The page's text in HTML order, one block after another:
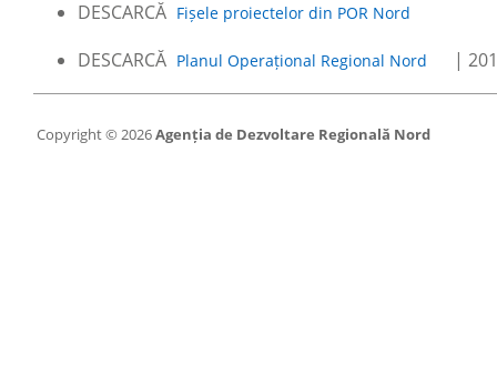
DESCARCĂ Fișele proiectelor din POR Nord
DESCARCĂ Planul Operațional Regional Nord |
Copyright © 2026Agenția de Dezvoltare Regională Nord